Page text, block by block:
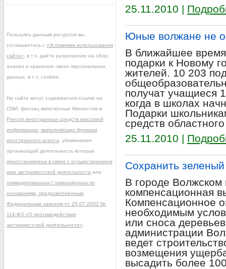
25.11.2010 |
Юные волжане не
В ближайшее время
подарки к Новому
жителей. 10 203
получат учащиеся
когда в школах
Подарки
средств
25.11.2010 |
Сохранить
В городе Волжском
компенсационная
Компенсационное
необходимым
или сноса
администрации
ведет
возмещения
высадить более
Пользуясь данным ресурсом вы
соглашаетесь с «Условиями использования
сайта» , в т.ч. даёте разрешение на сбор,
анализ и хранение своих персональных
данных, в т.ч. cookies.
На сайте могут содержаться ссылки на
СМИ, физлиц включённые Минюстом в
Реестр иностранных средств массовой
информации, выполняющих функции
иностранного агента , упоминания
организаций деятельность которых
приостановлена в связи с осуществлением
ими экстремистской деятельности или
ликвидированных / запрещённых по
основаниям, предусмотренным
Федеральным законом от 25.07.2002 №
114-ФЗ «О противодействии
экстремистской деятельности»